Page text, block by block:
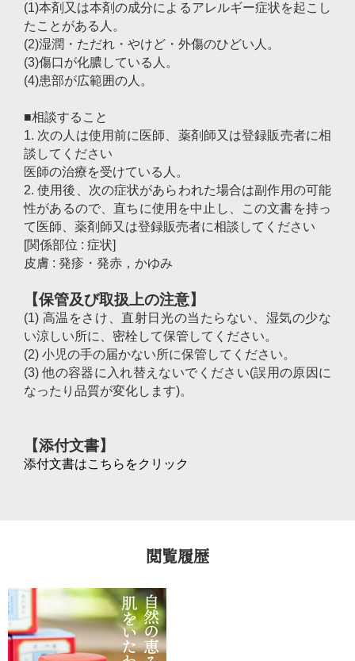
(1)本剤又は本剤の成分によるアレルギー症状を起こし
たことがある人。
(2)湿潤・ただれ・やけど・外傷のひどい人。
(3)傷口が化膿している人。
(4)患部が広範囲の人。
■相談すること
1. 次の人は使用前に医師、薬剤師又は登録販売者に相
談してください
医師の治療を受けている人。
2. 使用後、次の症状があらわれた場合は副作用の可能
性があるので、直ちに使用を中止し、この文書を持っ
て医師、薬剤師又は登録販売者に相談してください
[関係部位 : 症状]
皮膚 : 発疹・発赤，かゆみ
【保管及び取扱上の注意】
(1) 高温をさけ、直射日光の当たらない、湿気の少な
い涼しい所に、密栓して保管してください。
(2) 小児の手の届かない所に保管してください。
(3) 他の容器に入れ替えないでください(誤用の原因に
なったり品質が変化します)。
【添付文書】
添付文書はこちらをクリック
閲覧履歴